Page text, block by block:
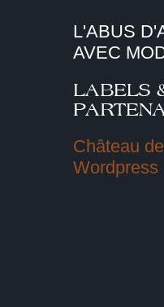
L'ABUS
AVEC
Château
Wordpress